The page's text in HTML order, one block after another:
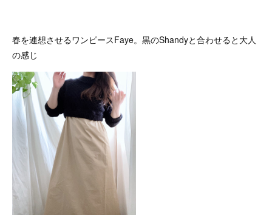
春を連想させるワンピースFaye。黒のShandyと合わせると大人
の感じ